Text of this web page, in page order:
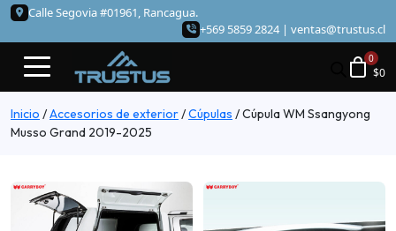
Calle Segovia #01961, Rancagua.
+569 5859 2824 | ventas@trustus.cl
$0
Inicio /Accesorios de exterior/Cúpulas /Cúpula WM Ssangyong
Musso Grand 2019-2025